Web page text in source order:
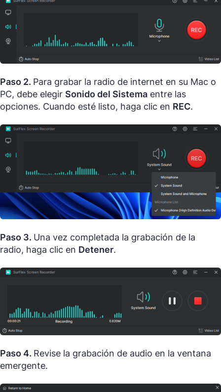
Paso 2. Para grabar la radio de internet en su Mac o
PC, debe elegir Sonido del Sistema entre las
opciones. Cuando esté listo, haga clic en REC.
Paso 3. Una vez completada la grabación de la
radio, haga clic en Detener.
Paso 4. Revise la grabación de audio en la ventana
emergente.